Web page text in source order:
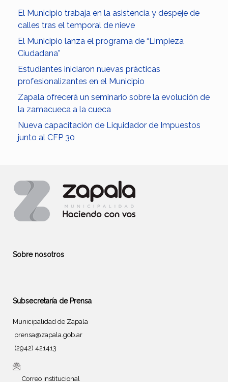
El Municipio trabaja en la asistencia y despeje de
calles tras el temporal de nieve
El Municipio lanza el programa de “Limpieza
Ciudadana”
Estudiantes iniciaron nuevas prácticas
profesionalizantes en el Municipio
Zapala ofrecerá un seminario sobre la evolución de
la zamacueca a la cueca
Nueva capacitación de Liquidador de Impuestos
junto al CFP 30
Sobre nosotros
Subsecretaría de Prensa
Municipalidad de Zapala
prensa@zapala.gob.ar
(2942) 421413
Correo institucional